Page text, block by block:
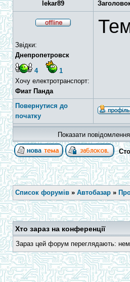
lekar89
Звідки:
Днепропетровск
4
1
Хочу електротранспорт:
Фиат Панда
Повернутися до
початку
Показати
Список форумів » Автобазар »
Хто зараз на конференції
Зараз цей форум переглядають: